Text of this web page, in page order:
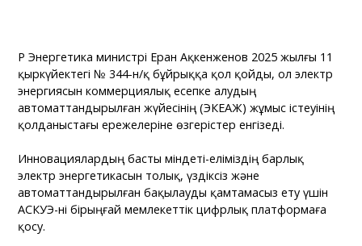
ҚР Энергетика министрі Еран Ақкенженов 2025 жылғы 11
қыркүйектегі № 344-н/қ бұйрыққа қол қойды, ол электр
энергиясын коммерциялық есепке алудың
автоматтандырылған жүйесінің (ЭКЕАЖ) жұмыс істеуінің
қолданыстағы ережелеріне өзгерістер енгізеді.
Инновациялардың басты міндеті-еліміздің барлық
электр энергетикасын толық, үздіксіз және
автоматтандырылған бақылауды қамтамасыз ету үшін
АСКУЭ-ні бірыңғай мемлекеттік цифрлық платформаға
қосу.